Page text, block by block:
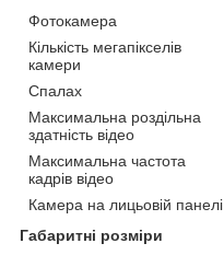
Фотокамера
Кількість мегапікселів
камери
Спалах
Максимальна роздільна
здатність відео
Максимальна частота
кадрів відео
Камера на лицьовій панелі
Габаритні розміри